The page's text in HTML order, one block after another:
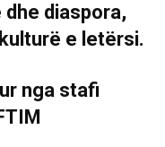
diaspora,
e letërsi.
nga stafi